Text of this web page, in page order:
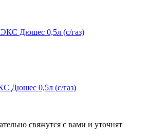
0,5л (с/газ)
свяжутся с вами и уточнят